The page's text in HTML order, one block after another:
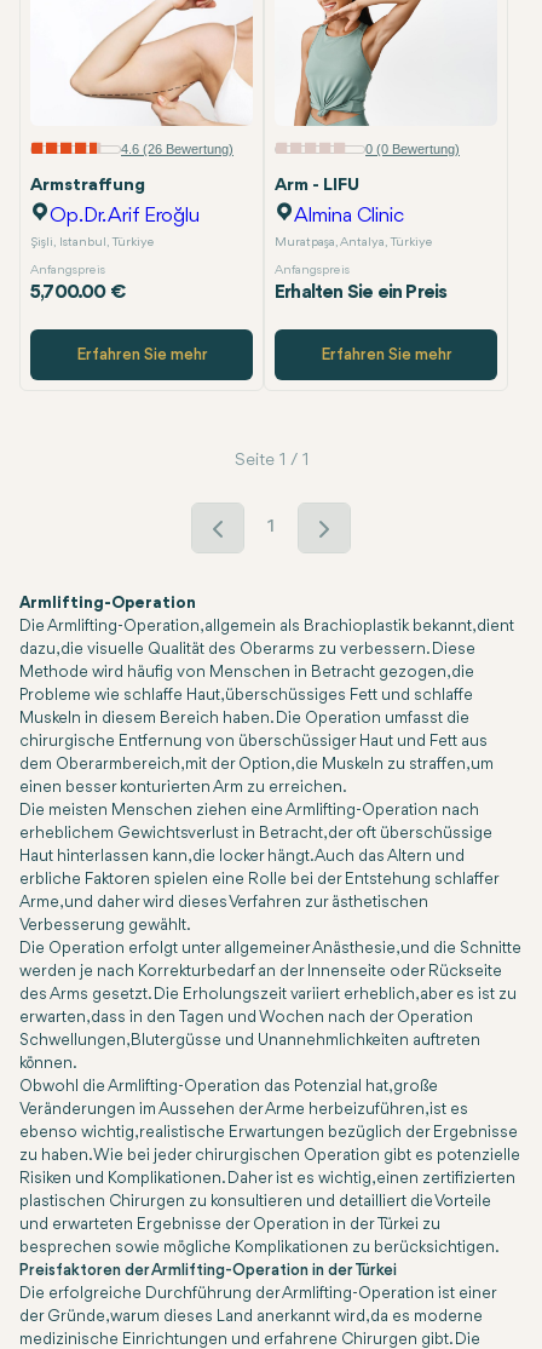
4.6 (26 Bewertung)
Armstraffung
Op.Dr. Arif Eroğlu
Şişli, Istanbul, Türkiye
Anfangspreis
5,700.00 €
Erfahren Sie mehr
0 (0 Bewertung)
Arm - LIFU
Almina Clinic
Muratpaşa, Antalya, Türkiye
Anfangspreis
Erhalten Sie ein Preis
Erfahren Sie mehr
Seite 1 / 1
1
Armlifting-Operation
Die Armlifting-Operation, allgemein als Brachioplastikbekannt, dient
dazu, die visuelle Qualität des Oberarms zu verbessern. Diese
Methode wird häufig von Menschen in Betracht gezogen, die
Probleme wie schlaffe Haut, überschüssiges Fett und schlaffe
Muskeln in diesem Bereich haben. Die Operation umfasst die
chirurgische Entfernung von überschüssiger Haut und Fett aus
dem Oberarmbereich, mit der Option, die Muskeln zu straffen, um
einen besser konturierten Arm zu erreichen.
Die meisten Menschen ziehen eine Armlifting-Operation nach
erheblichem Gewichtsverlust in Betracht, der oft überschüssige
Haut hinterlassen kann, die locker hängt. Auch das Altern und
erbliche Faktoren spielen eine Rolle bei der Entstehung schlaffer
Arme, und daher wird dieses Verfahren zur ästhetischen
Verbesserung gewählt.
Die Operation erfolgt unter allgemeiner Anästhesie, und die Schnitte
werden je nach Korrekturbedarf an der Innenseite oder Rückseite
des Arms gesetzt. Die Erholungszeit variiert erheblich, aber es ist zu
erwarten, dass in den Tagen und Wochen nach der Operation
Schwellungen, Blutergüsse und Unannehmlichkeiten auftreten
können.
Obwohl die Armlifting-Operation das Potenzial hat, große
Veränderungen im Aussehen der Arme herbeizuführen, ist es
ebenso wichtig, realistische Erwartungen bezüglich der Ergebnisse
zu haben. Wie bei jeder chirurgischen Operation gibt es potenzielle
Risiken und Komplikationen. Daher ist es wichtig, einen zertifizierten
plastischen Chirurgen zu konsultieren und detailliert die Vorteile
und erwarteten Ergebnisse der Operation in der Türkei zu
besprechen sowie mögliche Komplikationen zu berücksichtigen.
Preisfaktoren der Armlifting-Operation in der Türkei
Die erfolgreiche Durchführung der Armlifting-Operation ist einer
der Gründe, warum dieses Land anerkannt wird, da es moderne
medizinische Einrichtungen und erfahrene Chirurgen gibt. Die